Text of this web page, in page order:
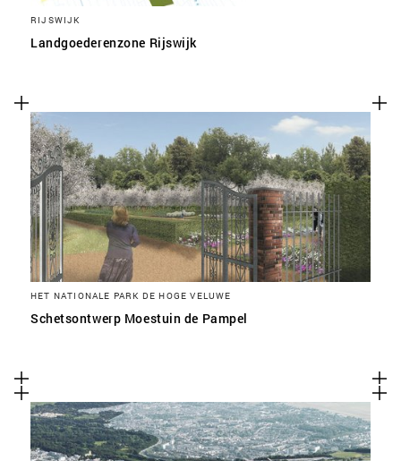
RIJSWIJK
Landgoederenzone Rijswijk
HET NATIONALE PARK DE HOGE VELUWE
Schetsontwerp Moestuin de Pampel